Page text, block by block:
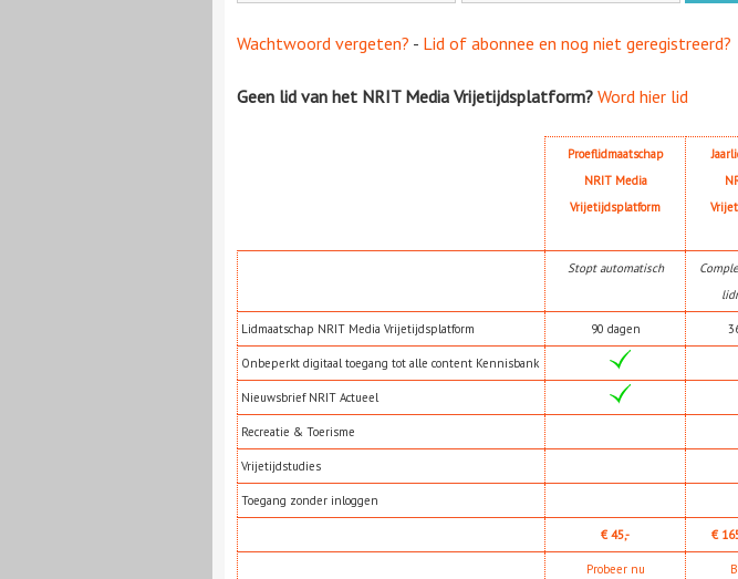
Wachtwoord vergeten? - Lid of abonnee en nog niet geregistreerd?
Geen lid van het NRIT Media Vrijetijdsplatform? Word hier lid
Proeflidmaatschap
NRIT Media
Vrijetijdsplatform
Stopt automatisch
Lidmaatschap NRIT Media Vrijetijdsplatform 90 dagen
Onbeperkt digitaal toegang tot alle content Kennisbank
Nieuwsbrief NRIT Actueel
Recreatie & Toerisme
Vrijetijdstudies
Toegang zonder inloggen
€ 45,- €
Probeer nu